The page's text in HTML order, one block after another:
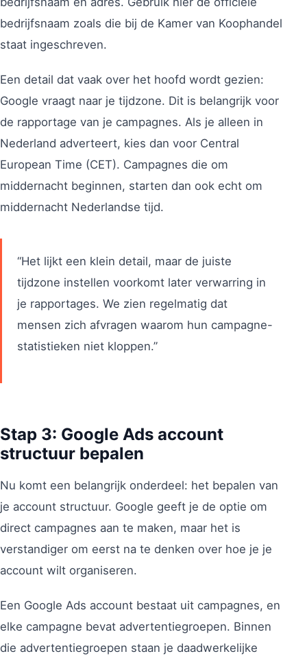
bedrijfsnaam zoals die bij de Kamer van Koophandel
staat ingeschreven.
Een detail dat vaak over het hoofd wordt gezien:
Google vraagt naar je tijdzone. Dit is belangrijk voor
de rapportage van je campagnes. Als je alleen in
Nederland adverteert, kies dan voor Central
European Time (CET). Campagnes die om
middernacht beginnen, starten dan ook echt om
middernacht Nederlandse tijd.
“Het lijkt een klein detail, maar de juiste
tijdzone instellen voorkomt later verwarring in
je rapportages. We zien regelmatig dat
mensen zich afvragen waarom hun campagne-
statistieken niet kloppen.”
Stap 3: Google Ads account
structuur bepalen
Nu komt een belangrijk onderdeel: het bepalen van
je account structuur. Google geeft je de optie om
direct campagnes aan te maken, maar het is
verstandiger om eerst na te denken over hoe je je
account wilt organiseren.
Een Google Ads account bestaat uit campagnes, en
elke campagne bevat advertentiegroepen. Binnen
die advertentiegroepen staan je daadwerkelijke